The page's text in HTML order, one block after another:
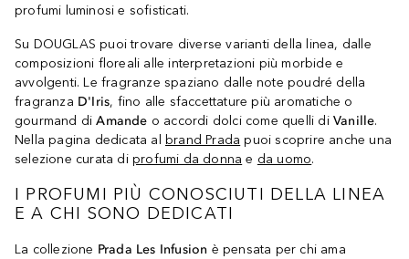
profumi luminosi e sofisticati.
Su DOUGLAS puoi trovare diverse varianti della linea, dalle
composizioni floreali alle interpretazioni più morbide e
avvolgenti. Le fragranze spaziano dalle note poudré della
fragranza D'Iris, fino alle sfaccettature più aromatiche o
gourmand diAmande o accordi dolci come quelli diVanille.
Nella pagina dedicata al
brand Prada puoi scoprire anche una
selezione curata di profumi da donna e da uomo.
I PROFUMI PIÙ CONOSCIUTI DELLA LINEA
E A CHI SONO DEDICATI
La collezione Prada Les Infusion è pensata per chi ama